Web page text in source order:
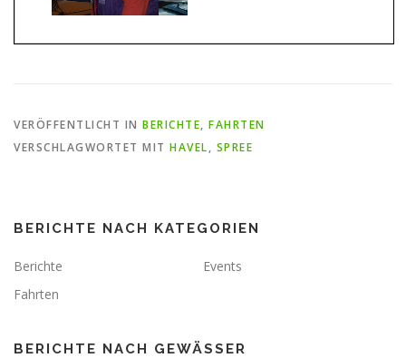
VERÖFFENTLICHT IN BERICHTE, FAHRTEN
VERSCHLAGWORTET MIT HAVEL, SPREE
BERICHTE NACH KATEGORIEN
Berichte
Events
Fahrten
BERICHTE NACH GEWÄSSER